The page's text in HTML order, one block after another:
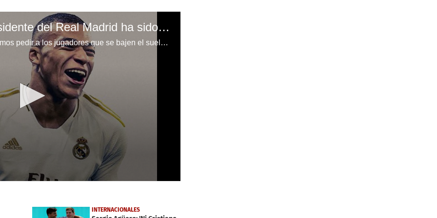
Florentino Pérez, presidente del Real Madrid ha sido sincero con respecto a un eventual fichaje de Kylian Mbappé.
Florentino: "¿Mbappé? No podemos pedir a los jugadores que se bajen el sueldo y hacer un fichaje así"
INTERNACIONALES